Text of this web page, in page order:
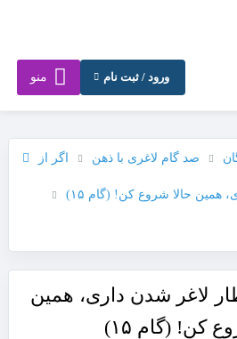
منو ورود / ثبت نام
صد گام لاغری با ذهن اگر از
همین حالا شروع کن! (گام ۱۵)
لاغر شدن داری، همین
کن! (گام ۱۵)